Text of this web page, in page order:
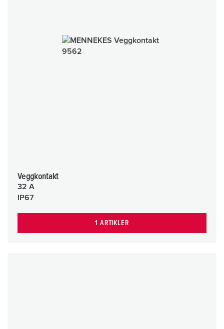
Veggkontakt
32 A
IP67
1 ARTIKLER